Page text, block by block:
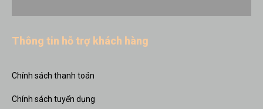
Thông tin hỗ trợ khách hàng
Chính sách thanh toán
Chính sách tuyển dụng